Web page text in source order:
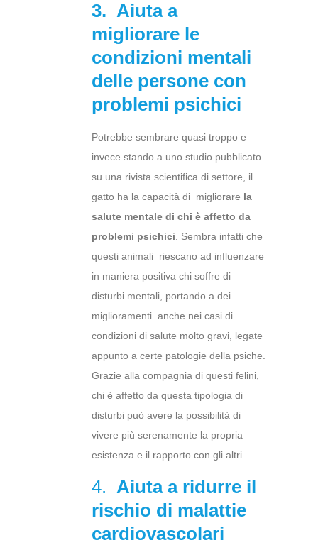
3. Aiuta a
migliorare le
condizioni mentali
delle persone con
problemi psichici
Potrebbe sembrare quasi troppo e
invece stando a uno studio pubblicato
su una rivista scientifica di settore, il
gatto ha la capacità di migliorare la
salute mentale di chi è affetto da
problemi psichici . Sembra infatti che
questi animali riescano ad influenzare
in maniera positiva chi soffre di
disturbi mentali, portando a dei
miglioramenti anche nei casi di
condizioni di salute molto gravi, legate
appunto a certe patologie della psiche.
Grazie alla compagnia di questi felini,
chi è affetto da questa tipologia di
disturbi può avere la possibilità di
vivere più serenamente la propria
esistenza e il rapporto con gli altri.
4. Aiuta a ridurre il
rischio di malattie
cardiovascolari